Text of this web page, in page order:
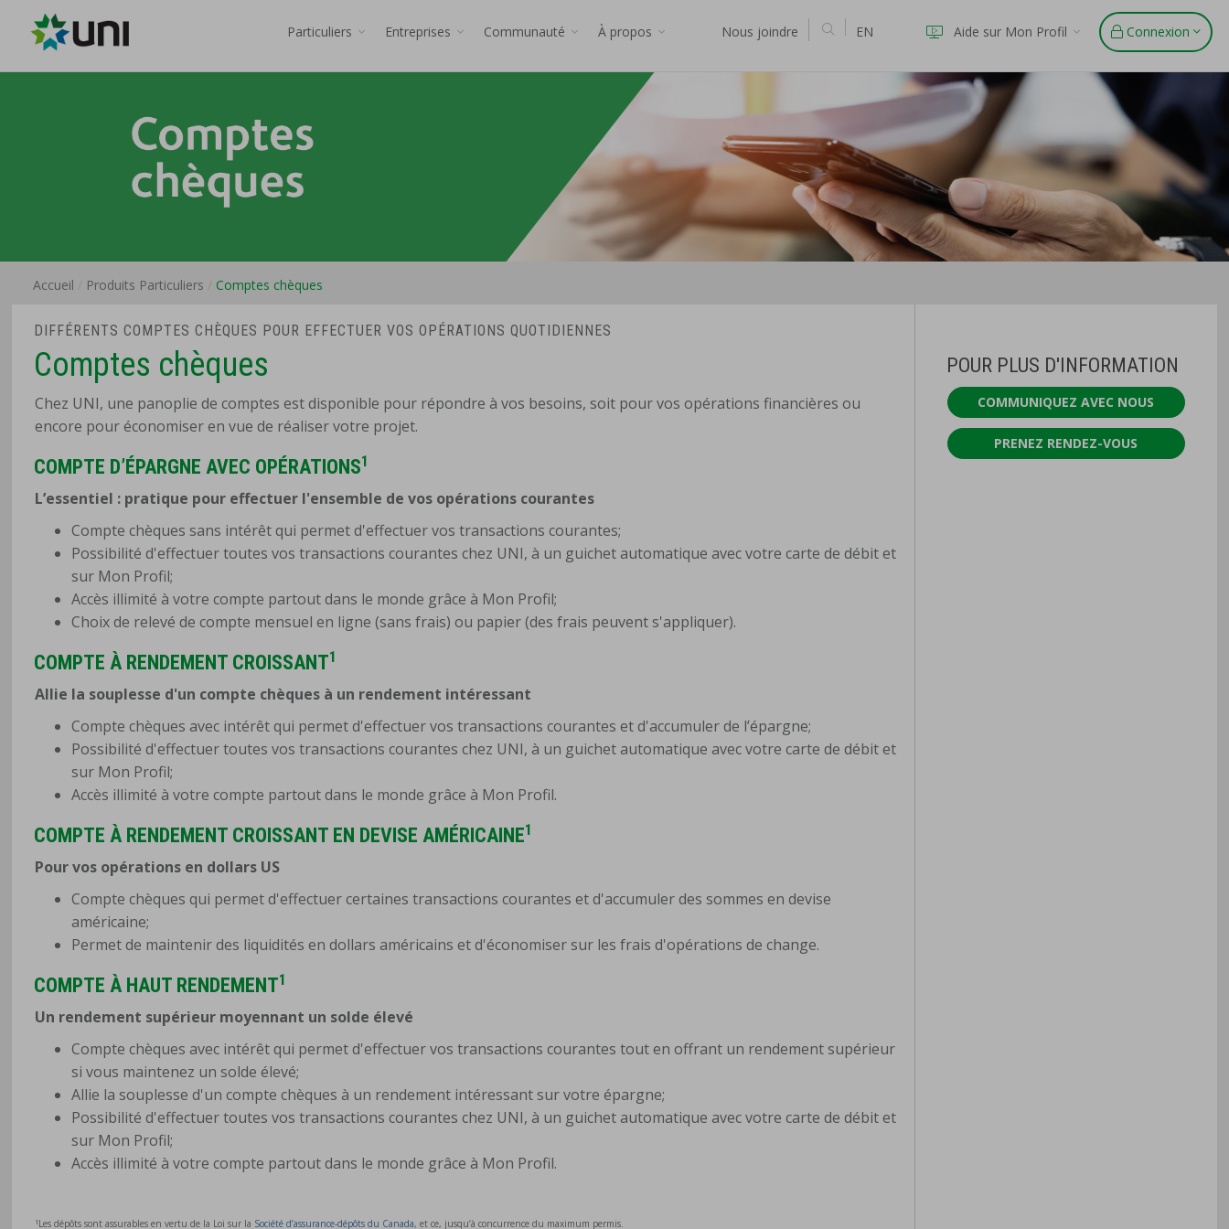
Particuliers Entreprises Communauté À propos Nous joindre EN Aide sur Mon Profil Connexion
Accueil Produits Particuliers Comptes chèques
DIFFÉRENTS COMPTES CHÈQUES POUR EFFECTUER VOS OPÉRATIONS QUOTIDIENNES
Comptes chèques
Chez UNI, une panoplie de comptes est disponible pour répondre à vos besoins, soit pour vos opérations financières ou
encore pour économiser en vue de réaliser votre projet.
COMPTE D’ÉPARGNE AVEC OPÉRATIONS1
L’essentiel : pratique pour effectuer l'ensemble de vos opérations courantes
Compte chèques sans intérêt qui permet d'effectuer vos transactions courantes;
Possibilité d'effectuer toutes vos transactions courantes chez UNI, à un guichet automatique avec votre carte de débit et
sur Mon Profil;
Accès illimité à votre compte partout dans le monde grâce à Mon Profil;
Choix de relevé de compte mensuel en ligne (sans frais) ou papier (des frais peuvent s'appliquer).
COMPTE À RENDEMENT CROISSANT1
Allie la souplesse d'un compte chèques à un rendement intéressant
Compte chèques avec intérêt qui permet d'effectuer vos transactions courantes et d'accumuler de l’épargne;
Possibilité d'effectuer toutes vos transactions courantes chez UNI, à un guichet automatique avec votre carte de débit et
sur Mon Profil;
Accès illimité à votre compte partout dans le monde grâce à Mon Profil.
COMPTE À RENDEMENT CROISSANT EN DEVISE AMÉRICAINE1
Pour vos opérations en dollars US
Compte chèques qui permet d'effectuer certaines transactions courantes et d'accumuler des sommes en devise
américaine;
Permet de maintenir des liquidités en dollars américains et d'économiser sur les frais d'opérations de change.
COMPTE À HAUT RENDEMENT1
Un rendement supérieur moyennant un solde élevé
Compte chèques avec intérêt qui permet d'effectuer vos transactions courantes tout en offrant un rendement supérieur
si vous maintenez un solde élevé;
Allie la souplesse d'un compte chèques à un rendement intéressant sur votre épargne;
Possibilité d'effectuer toutes vos transactions courantes chez UNI, à un guichet automatique avec votre carte de débit et
sur Mon Profil;
Accès illimité à votre compte partout dans le monde grâce à Mon Profil.
1 Les dépôts sont assurables en vertu de la Loi sur la Société d’assurance-dépôts du Canada, et ce, jusqu’à concurrence du maximum permis.
POUR PLUS D'INFORMATION
COMMUNIQUEZ AVEC NOUS
PRENEZ RENDEZ-VOUS